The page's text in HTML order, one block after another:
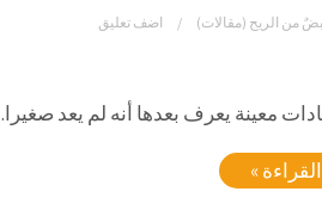
من الريح (مقالات) اضف تعليق
معينة يعرف بعدها أنه لم يعد صغيرا.
»